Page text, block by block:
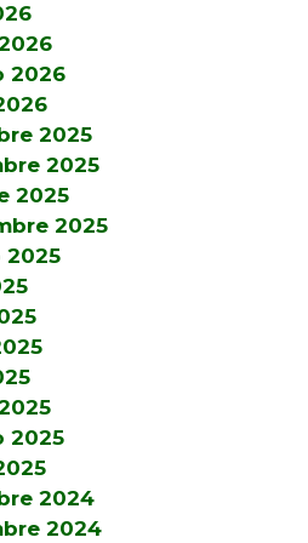
2026
2025
2025
2025
2025
2025
2025
2024
2024